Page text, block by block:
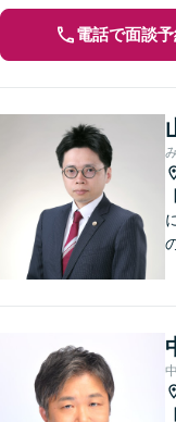
電話で面談